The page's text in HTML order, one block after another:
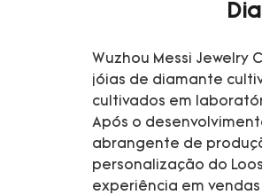
Wuzhou Messi Jewelry
jóias de diamante
cultivados em
Após o
abrangente de
personalização do
experiência em